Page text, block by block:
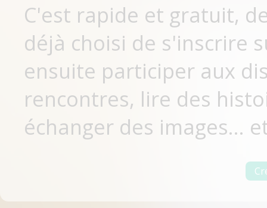
C'est rapide et gratuit,
déjà choisi de s'inscrire
ensuite participer aux
rencontres, lire des
échanger des images...